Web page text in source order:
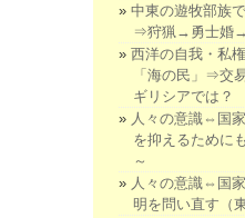
中東の遊牧部族
⇒狩猟→勇士婚→
西洋の自我・私
「海の民」⇒交
ギリシアでは？
人々の意識⇔国
を抑えるために
～
人々の意識⇔国
明を問い直す（